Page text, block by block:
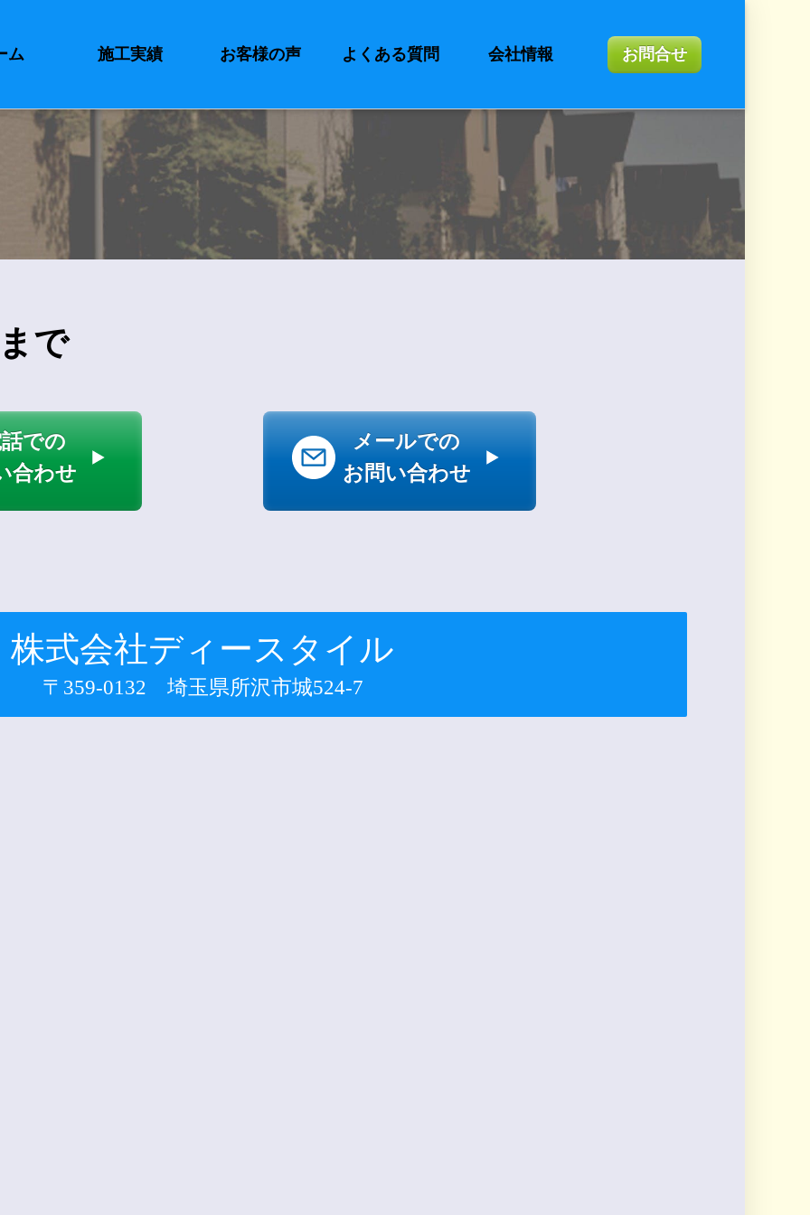
ム 施工実績 お客様の声 よくある質問 会社情報 お問合せ
で
での
合わせ
メールでの
お問い合わせ
株式会社ディースタイル
〒359-0132 埼玉県所沢市城524-7